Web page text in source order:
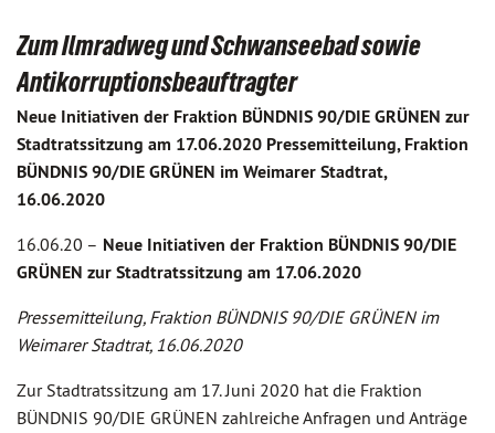
Zum Ilmradweg und Schwanseebad sowie
Antikorruptionsbeauftragter
Neue Initiativen der Fraktion BÜNDNIS 90/DIE GRÜNEN zur
Stadtratssitzung am 17.06.2020 Pressemitteilung, Fraktion
BÜNDNIS 90/DIE GRÜNEN im Weimarer Stadtrat,
16.06.2020
16.06.20 – Neue Initiativen der Fraktion BÜNDNIS 90/DIE
GRÜNEN zur Stadtratssitzung am 17.06.2020
Pressemitteilung, Fraktion BÜNDNIS 90/DIE GRÜNEN im
Weimarer Stadtrat, 16.06.2020
Zur Stadtratssitzung am 17. Juni 2020 hat die Fraktion
BÜNDNIS 90/DIE GRÜNEN zahlreiche Anfragen und Anträge